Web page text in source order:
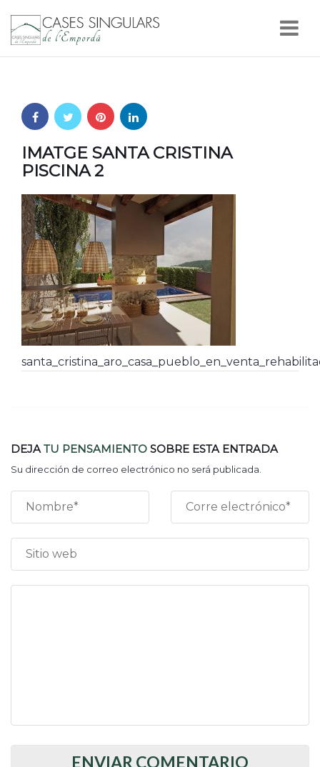
IMATGE SANTA CRISTINA
PISCINA 2
DEJATU PENSAMIENTO SOBRE ESTA ENTRADA
Su dirección de correo electrónico no será publicada.